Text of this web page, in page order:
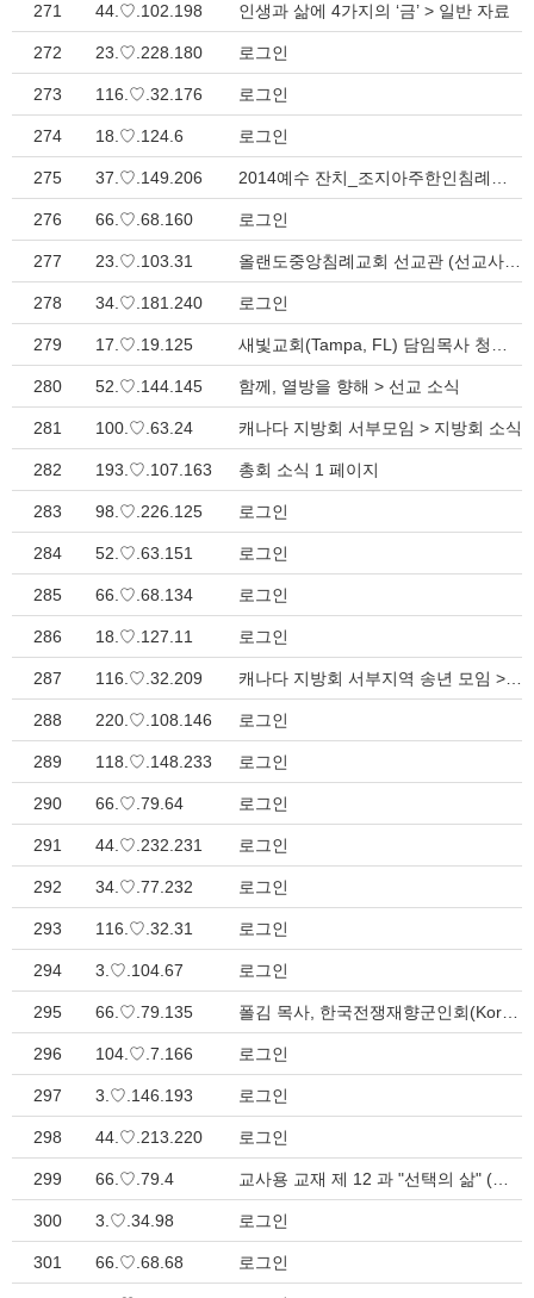
271 44.♡.102.198 인생과 삶에 4가지의 ‘금’ > 일반 자료
272 23.♡.228.180 로그인
273 116.♡.32.176 로그인
274 18.♡.124.6 로그인
275 37.♡.149.206
276 66.♡.68.160 로그인
277 23.♡.103.31
278 34.♡.181.240 로그인
279 17.♡.19.125
280 52.♡.144.145 함께, 열방을 향해 > 선교 소식
281 100.♡.63.24 캐나다 지방회 서부모임 > 지방회 소식
282 193.♡.107.163 총회 소식 1 페이지
283 98.♡.226.125 로그인
284 52.♡.63.151 로그인
285 66.♡.68.134 로그인
286 18.♡.127.11 로그인
287 116.♡.32.209
288 220.♡.108.146 로그인
289 118.♡.148.233 로그인
290 66.♡.79.64 로그인
291 44.♡.232.231 로그인
292 34.♡.77.232 로그인
293 116.♡.32.31 로그인
294 3.♡.104.67 로그인
295 66.♡.79.135
296 104.♡.7.166 로그인
297 3.♡.146.193 로그인
298 44.♡.213.220 로그인
299 66.♡.79.4
300 3.♡.34.98 로그인
301 66.♡.68.68 로그인